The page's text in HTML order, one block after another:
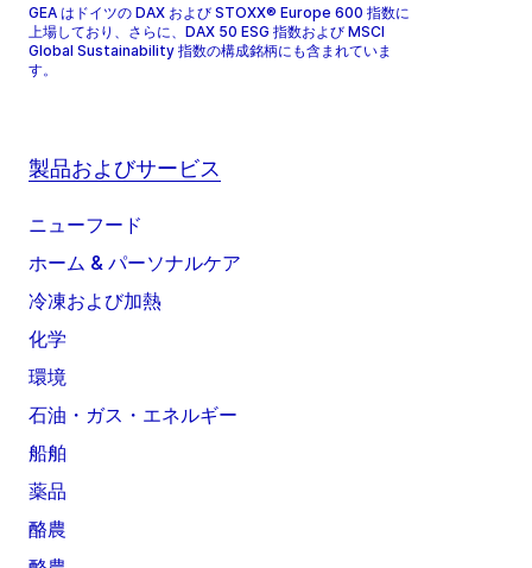
GEA はドイツの DAX および STOXX® Europe 600 指数に
上場しており、さらに、DAX 50 ESG 指数および MSCI
Global Sustainability 指数の構成銘柄にも含まれていま
す。
製品およびサービス
ニューフード
ホーム & パーソナルケア
冷凍および加熱
化学
環境
石油・ガス・エネルギー
船舶
薬品
酪農